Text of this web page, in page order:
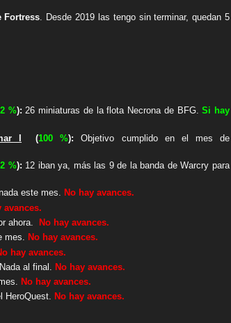
Fortress. Desde 2019 las tengo sin terminar, quedan 5
%):26 miniaturas de la flota Necrona de BFG.Si hay
I
(100 %): Objetivo cumplido en el mes de
%): 12 iban ya, más las 9 de la banda de Warcry para
este mes. No hay avances.
avances.
ahora.
No hay avances.
mes. No hay avances.
hay avances.
Nada al final.
No hay avances.
No hay avances.
HeroQuest. No hay avances.